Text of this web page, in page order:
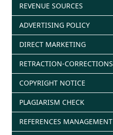
REVENUE SOURCES
ADVERTISING POLICY
DIRECT MARKETING
RETRACTION-CORRECTIONS
COPYRIGHT NOTICE
PLAGIARISM CHECK
REFERENCES MANAGEMENT